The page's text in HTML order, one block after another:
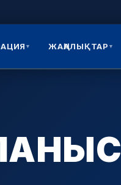
▾ ЖАҢАЛЫҚТАР ▾